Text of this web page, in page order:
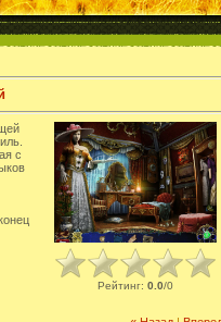
с
Рейтинг: 0.0/0